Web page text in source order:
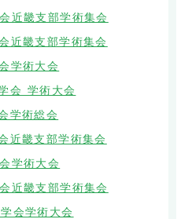
近畿支部学術集会
近畿支部学術集会
学術大会
会 学術大会
学術総会
近畿支部学術集会
学術大会
近畿支部学術集会
会学術大会